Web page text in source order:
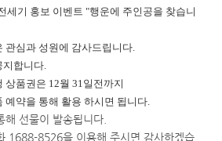
세기 홍보 이벤트 "행운에 주인공을 찾습니
관심과 성원에 감사드립니다.
지합니다.
상품권은 12월 31일전까지
예약을 통해 활용 하시면 됩니다.
해 선물이 발송됩니다.
1688-8526을 이용해 주시면 감사하겠습